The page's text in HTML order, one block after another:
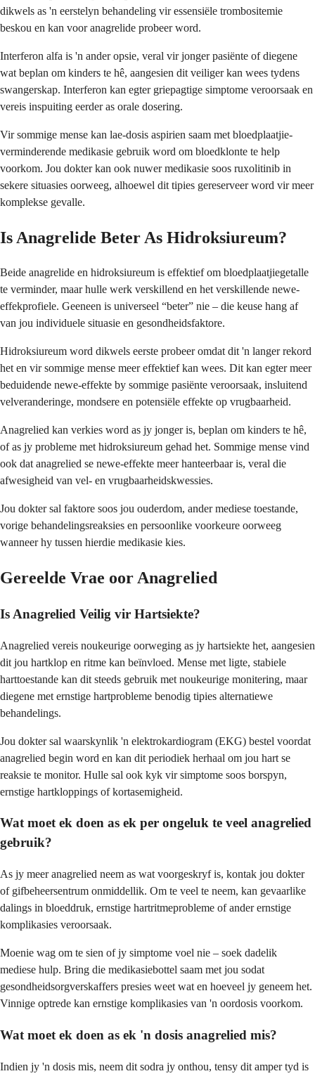
dikwels as 'n eerstelyn behandeling vir essensiële trombositemie
beskou en kan voor anagrelide probeer word.
Interferon alfa is 'n ander opsie, veral vir jonger pasiënte of diegene
wat beplan om kinders te hê, aangesien dit veiliger kan wees tydens
swangerskap. Interferon kan egter griepagtige simptome veroorsaak en
vereis inspuiting eerder as orale dosering.
Vir sommige mense kan lae-dosis aspirien saam met bloedplaatjie-
verminderende medikasie gebruik word om bloedklonte te help
voorkom. Jou dokter kan ook nuwer medikasie soos ruxolitinib in
sekere situasies oorweeg, alhoewel dit tipies gereserveer word vir meer
komplekse gevalle.
Is Anagrelide Beter As Hidroksiureum?
Beide anagrelide en hidroksiureum is effektief om bloedplaatjiegetalle
te verminder, maar hulle werk verskillend en het verskillende newe-
effekprofiele. Geeneen is universeel “beter” nie – die keuse hang af
van jou individuele situasie en gesondheidsfaktore.
Hidroksiureum word dikwels eerste probeer omdat dit 'n langer rekord
het en vir sommige mense meer effektief kan wees. Dit kan egter meer
beduidende newe-effekte by sommige pasiënte veroorsaak, insluitend
velveranderinge, mondsere en potensiële effekte op vrugbaarheid.
Anagrelied kan verkies word as jy jonger is, beplan om kinders te hê,
of as jy probleme met hidroksiureum gehad het. Sommige mense vind
ook dat anagrelied se newe-effekte meer hanteerbaar is, veral die
afwesigheid van vel- en vrugbaarheidskwessies.
Jou dokter sal faktore soos jou ouderdom, ander mediese toestande,
vorige behandelingsreaksies en persoonlike voorkeure oorweeg
wanneer hy tussen hierdie medikasie kies.
Gereelde Vrae oor Anagrelied
Is Anagrelied Veilig vir Hartsiekte?
Anagrelied vereis noukeurige oorweging as jy hartsiekte het, aangesien
dit jou hartklop en ritme kan beïnvloed. Mense met ligte, stabiele
harttoestande kan dit steeds gebruik met noukeurige monitering, maar
diegene met ernstige hartprobleme benodig tipies alternatiewe
behandelings.
Jou dokter sal waarskynlik 'n elektrokardiogram (EKG) bestel voordat
anagrelied begin word en kan dit periodiek herhaal om jou hart se
reaksie te monitor. Hulle sal ook kyk vir simptome soos borspyn,
ernstige hartkloppings of kortasemigheid.
Wat moet ek doen as ek per ongeluk te veel anagrelied
gebruik?
As jy meer anagrelied neem as wat voorgeskryf is, kontak jou dokter
of gifbeheersentrum onmiddellik. Om te veel te neem, kan gevaarlike
dalings in bloeddruk, ernstige hartritmeprobleme of ander ernstige
komplikasies veroorsaak.
Moenie wag om te sien of jy simptome voel nie – soek dadelik
mediese hulp. Bring die medikasiebottel saam met jou sodat
gesondheidsorgverskaffers presies weet wat en hoeveel jy geneem het.
Vinnige optrede kan ernstige komplikasies van 'n oordosis voorkom.
Wat moet ek doen as ek 'n dosis anagrelied mis?
Indien jy 'n dosis mis, neem dit sodra jy onthou, tensy dit amper tyd is